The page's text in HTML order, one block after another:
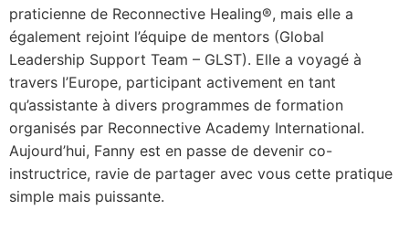
praticienne de Reconnective Healing®, mais elle a
également rejoint l’équipe de mentors (Global
Leadership Support Team – GLST). Elle a voyagé à
travers l’Europe, participant activement en tant
qu’assistante à divers programmes de formation
organisés par Reconnective Academy International.
Aujourd’hui, Fanny est en passe de devenir co-
instructrice, ravie de partager avec vous cette pratique
simple mais puissante.